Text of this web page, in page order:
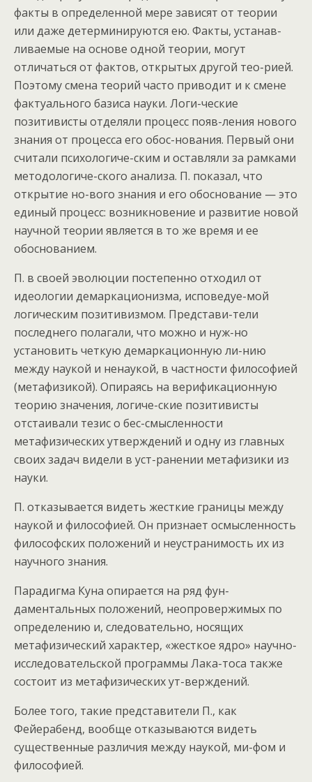
факты в определенной мере зависят от теории
или даже детерминируются ею. Факты, устанав-
ливаемые на основе одной теории, могут
отличаться от фактов, открытых другой тео-рией.
Поэтому смена теорий часто приводит и к смене
фактуального базиса науки. Логи-ческие
позитивисты отделяли процесс появ-ления нового
знания от процесса его обос-нования. Первый они
считали психологиче-ским и оставляли за рамками
методологиче-ского анализа. П. показал, что
открытие но-вого знания и его обоснование — это
единый процесс: возникновение и развитие новой
научной теории является в то же время и ее
обоснованием.
П. в своей эволюции постепенно отходил от
идеологии демаркационизма, исповедуе-мой
логическим позитивизмом. Представи-тели
последнего полагали, что можно и нуж-но
установить четкую демаркационную ли-нию
между наукой и ненаукой, в частности философией
(метафизикой). Опираясь на верификационную
теорию значения, логиче-ские позитивисты
отстаивали тезис о бес-смысленности
метафизических утверждений и одну из главных
своих задач видели в уст-ранении метафизики из
науки.
П. отказывается видеть жесткие границы между
наукой и философией. Он признает осмысленность
философских положений и неустранимость их из
научного знания.
Парадигма Куна опирается на ряд фун-
даментальных положений, неопровержимых по
определению и, следовательно, носящих
метафизический характер, «жесткое ядро» научно-
исследовательской программы Лака-тоса также
состоит из метафизических ут-верждений.
Более того, такие представители П., как
Фейерабенд, вообще отказываются видеть
существенные различия между наукой, ми-фом и
философией.